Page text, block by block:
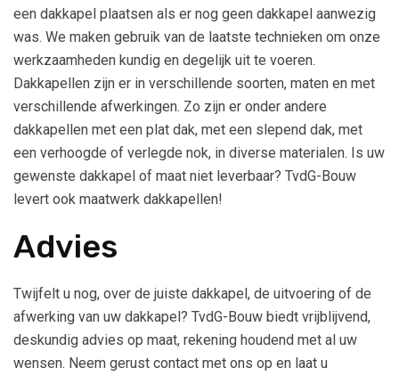
een dakkapel plaatsen als er nog geen dakkapel aanwezig
was. We maken gebruik van de laatste technieken om onze
werkzaamheden kundig en degelijk uit te voeren.
Dakkapellen zijn er in verschillende soorten, maten en met
verschillende afwerkingen. Zo zijn er onder andere
dakkapellen met een plat dak, met een slepend dak, met
een verhoogde of verlegde nok, in diverse materialen. Is uw
gewenste dakkapel of maat niet leverbaar? TvdG-Bouw
levert ook maatwerk dakkapellen!
Advies
Twijfelt u nog, over de juiste dakkapel, de uitvoering of de
afwerking van uw dakkapel? TvdG-Bouw biedt vrijblijvend,
deskundig advies op maat, rekening houdend met al uw
wensen. Neem gerust contact met ons op en laat u